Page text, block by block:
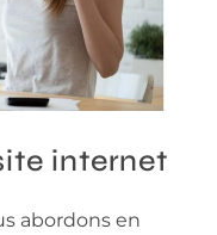
internet
abordons en